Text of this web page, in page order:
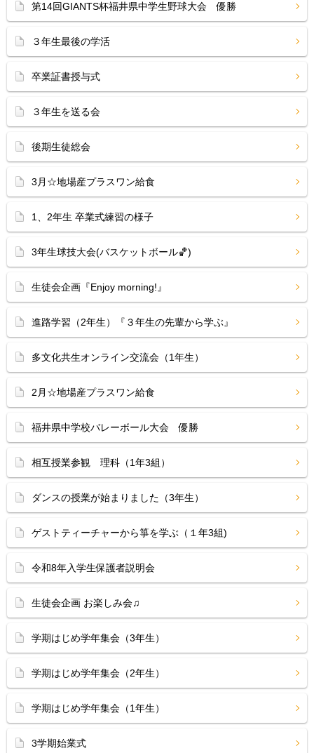
第14回GIANTS杯福井県中学生野球大会 優勝
３年生最後の学活
卒業証書授与式
３年生を送る会
後期生徒総会
3月☆地場産プラスワン給食
1、2年生 卒業式練習の様子
3年生球技大会(バスケットボール🏀)
生徒会企画『Enjoy morning!』
進路学習（2年生）『３年生の先輩から学ぶ』
多文化共生オンライン交流会（1年生）
2月☆地場産プラスワン給食
福井県中学校バレーボール大会 優勝
相互授業参観 理科（1年3組）
ダンスの授業が始まりました（3年生）
ゲストティーチャーから箏を学ぶ（１年3組)
令和8年入学生保護者説明会
生徒会企画 お楽しみ会♫
学期はじめ学年集会（3年生）
学期はじめ学年集会（2年生）
学期はじめ学年集会（1年生）
3学期始業式